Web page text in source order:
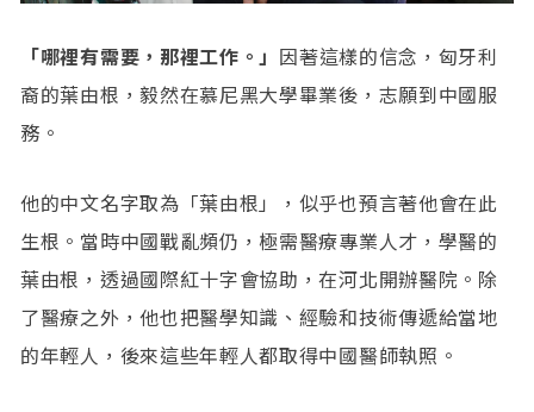
「哪裡有需要，那裡工作。」 因著這樣的信念，匈牙利
裔的葉由根，毅然在慕尼黑大學畢業後，志願到中國服
務。
他的中文名字取為「葉由根」，似乎也預言著他會在此
生根。當時中國戰亂頻仍，極需醫療專業人才，學醫的
葉由根，透過國際紅十字會協助，在河北開辦醫院。除
了醫療之外，他也把醫學知識、經驗和技術傳遞給當地
的年輕人，後來這些年輕人都取得中國醫師執照。